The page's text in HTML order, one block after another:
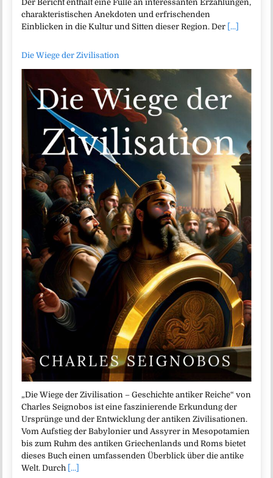
Der Bericht enthält eine Fülle an interessanten Erzählungen,
charakteristischen Anekdoten und erfrischenden
Einblicken in die Kultur und Sitten dieser Region. Der [...]
Die Wiege der Zivilisation
„Die Wiege der Zivilisation – Geschichte antiker Reiche“ von
Charles Seignobos ist eine faszinierende Erkundung der
Ursprünge und der Entwicklung der antiken Zivilisationen.
Vom Aufstieg der Babylonier und Assyrer in Mesopotamien
bis zum Ruhm des antiken Griechenlands und Roms bietet
dieses Buch einen umfassenden Überblick über die antike
Welt. Durch [...]